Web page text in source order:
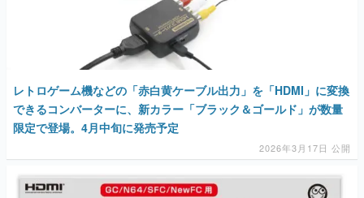
レトロゲーム機などの「赤白黄ケーブル出力」を「HDMI」に変換
できるコンバーターに、新カラー「ブラック＆ゴールド」が数量
限定で登場。4月中旬に発売予定
2026年3月17日 公開